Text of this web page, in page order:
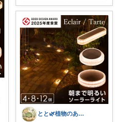
とと🌿植物のある暮らし